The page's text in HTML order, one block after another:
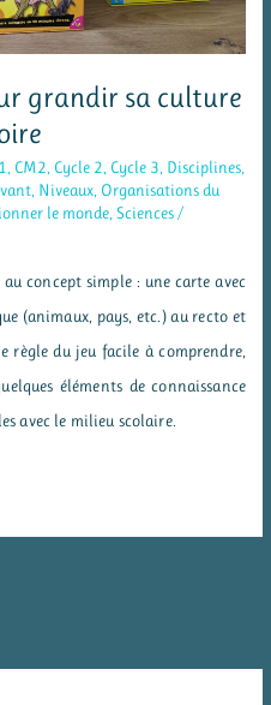
grandir sa culture
, CM2, Cycle 2, Cycle 3, Disciplines,
, Niveaux, Organisations du
le monde,Sciences/
concept simple : une carte avec
(animaux, pays, etc.) au recto et
règle du jeu facile à comprendre,
éléments de connaissance
avec le milieu scolaire.